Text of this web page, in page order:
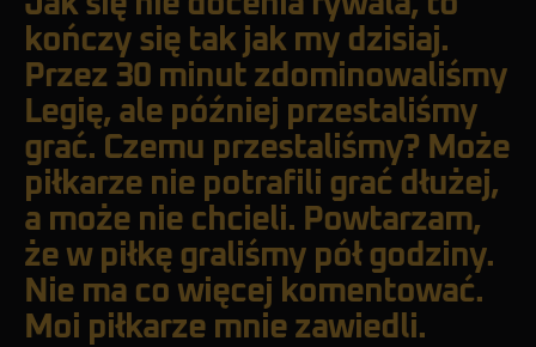
kończy się tak jak my dzisiaj.
Przez 30 minut zdominowaliśmy
Legię, ale później przestaliśmy
grać. Czemu przestaliśmy? Może
piłkarze nie potrafili grać dłużej,
a może nie chcieli. Powtarzam,
że w piłkę graliśmy pół godziny.
Nie ma co więcej komentować.
Moi piłkarze mnie zawiedli.